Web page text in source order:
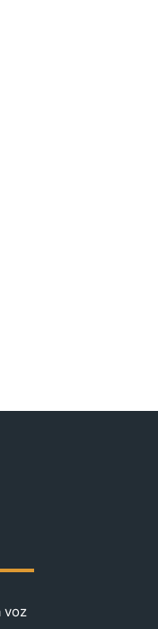
voz